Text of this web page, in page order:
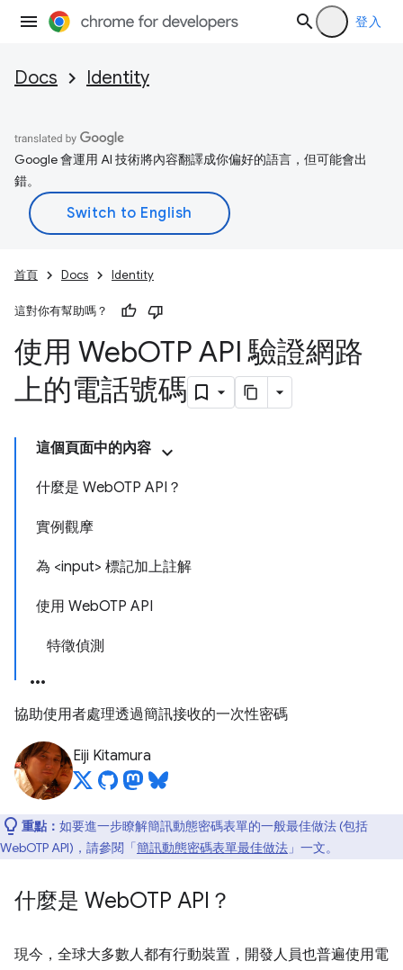
登入
Docs Identity
Google 會運用 AI 技術將內容翻譯成你偏好的語言，但可能會出
錯。
首頁 Docs Identity
這對你有幫助嗎？
使用 WebOTP API 驗證網路
上的電話號碼
這個頁面中的內容
什麼是 WebOTP API？
實例觀摩
為 <input> 標記加上註解
使用 WebOTP API
特徵偵測
協助使用者處理透過簡訊接收的一次性密碼
Eiji Kitamura
重點： 如要進一步瞭解簡訊動態密碼表單的一般最佳做法 (包括
WebOTP API)，請參閱「簡訊動態密碼表單最佳做法 」一文。
什麼是 WebOTP API？
現今，全球大多數人都有行動裝置，開發人員也普遍使用電